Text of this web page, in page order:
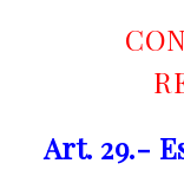
Art. 29.-